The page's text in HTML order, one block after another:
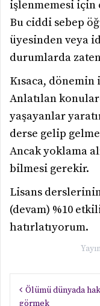
işlenmemesi için
Bu ciddi sebep
üyesinden veya
durumlarda
Kısaca,
Anlatılan
yaşayanlar
derse gelip
Ancak yoklama
bilmesi gerekir.
Lisans
(devam) %10
hatırlatıyorum.
Yazı
Ölümü dünyada
görmek